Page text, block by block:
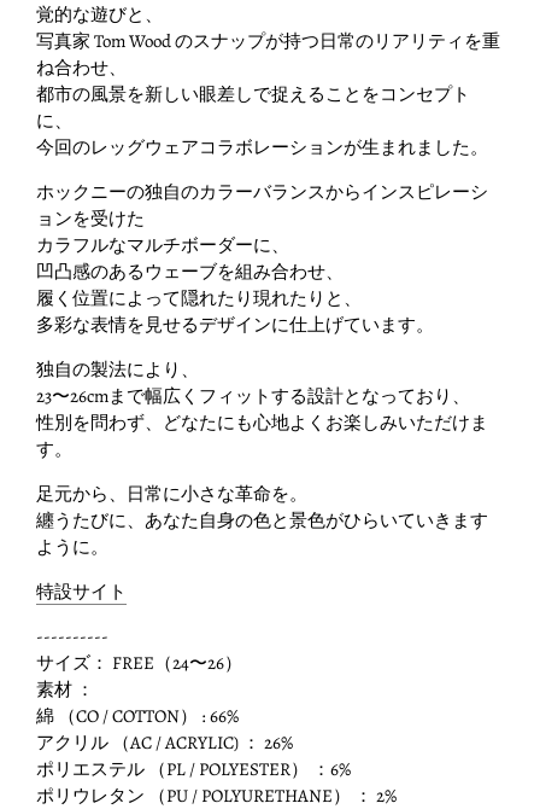
覚的な遊びと、
写真家 Tom Wood のスナップが持つ日常のリアリティを重
ね合わせ、
都市の風景を新しい眼差しで捉えることをコンセプト
に、
今回のレッグウェアコラボレーションが生まれました。
ホックニーの独自のカラーバランスからインスピレーシ
ョンを受けた
カラフルなマルチボーダーに、
凹凸感のあるウェーブを組み合わせ、
履く位置によって隠れたり現れたりと、
多彩な表情を見せるデザインに仕上げています。
独自の製法により、
23〜26cmまで幅広くフィットする設計となっており、
性別を問わず、どなたにも心地よくお楽しみいただけま
す。
足元から、日常に小さな革命を。
纏うたびに、あなた自身の色と景色がひらいていきます
ように。
特設サイト
----------
サイズ： FREE（24〜26）
素材 ：
綿 （CO / COTTON） : 66%
アクリル （AC / ACRYLIC) ： 26%
ポリエステル （PL / POLYESTER） ：6%
ポリウレタン （PU / POLYURETHANE） ： 2%